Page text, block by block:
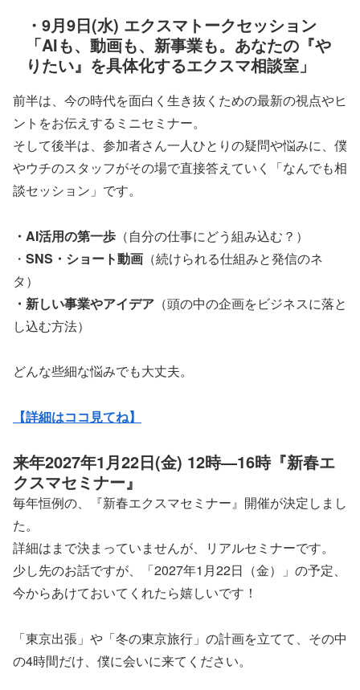
・9月9日(水) エクスマトークセッション
「AIも、動画も、新事業も。あなたの『や
りたい』を具体化するエクスマ相談室」
前半は、今の時代を面白く生き抜くための最新の視点やヒ
ントをお伝えするミニセミナー。
そして後半は、参加者さん一人ひとりの疑問や悩みに、僕
やウチのスタッフがその場で直接答えていく「なんでも相
談セッション」です。
・AI活用の第一歩 （自分の仕事にどう組み込む？）
・ SNS・ショート動画 （続けられる仕組みと発信のネ
タ）
・新しい事業やアイデア （頭の中の企画をビジネスに落と
し込む方法）
どんな些細な悩みでも大丈夫。
【詳細はココ見てね】
来年2027年1月22日(金) 12時―16時『新春エ
クスマセミナー』
毎年恒例の、『新春エクスマセミナー』開催が決定しまし
た。
詳細はまで決まっていませんが、リアルセミナーです。
少し先のお話ですが、「2027年1月22日（金）」の予定、
今からあけておいてくれたら嬉しいです！
「東京出張」や「冬の東京旅行」の計画を立てて、その中
の4時間だけ、僕に会いに来てください。